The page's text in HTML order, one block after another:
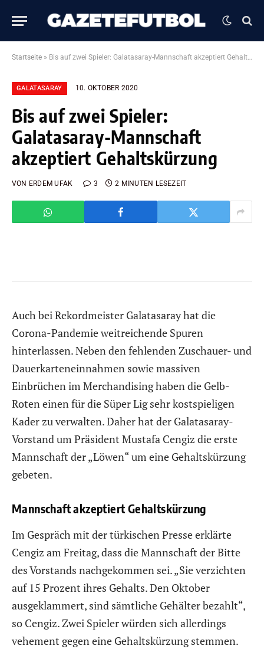
Startseite » Bis auf zwei Spieler: Galatasaray-Mannschaft akzeptiert Gehaltskürzung
GALATASARAY 10. OKTOBER 2020
Bis auf zwei Spieler:
Galatasaray-Mannschaft
akzeptiert Gehaltskürzung
VON ERDEM UFAK 3 2 MINUTEN LESEZEIT
Auch bei Rekordmeister Galatasaray hat die
Corona-Pandemie weitreichende Spuren
hinterlassen. Neben den fehlenden Zuschauer- und
Dauerkarteneinnahmen sowie massiven
Einbrüchen im Merchandising haben die Gelb-
Roten einen für die Süper Lig sehr kostspieligen
Kader zu verwalten. Daher hat der Galatasaray-
Vorstand um Präsident Mustafa Cengiz die erste
Mannschaft der „Löwen“ um eine Gehaltskürzung
gebeten.
Mannschaft akzeptiert Gehaltskürzung
Im Gespräch mit der türkischen Presse erklärte
Cengiz am Freitag, dass die Mannschaft der Bitte
des Vorstands nachgekommen sei. „Sie verzichten
auf 15 Prozent ihres Gehalts. Den Oktober
ausgeklammert, sind sämtliche Gehälter bezahlt“,
so Cengiz. Zwei Spieler würden sich allerdings
vehement gegen eine Gehaltskürzung stemmen.